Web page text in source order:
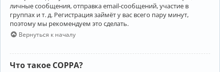
личные сообщения, отправка email-сообщений, участие в
группах и т. д. Регистрация займёт у вас всего пару минут,
поэтому мы рекомендуем это сделать.
Вернуться к началу
Что такое COPPA?